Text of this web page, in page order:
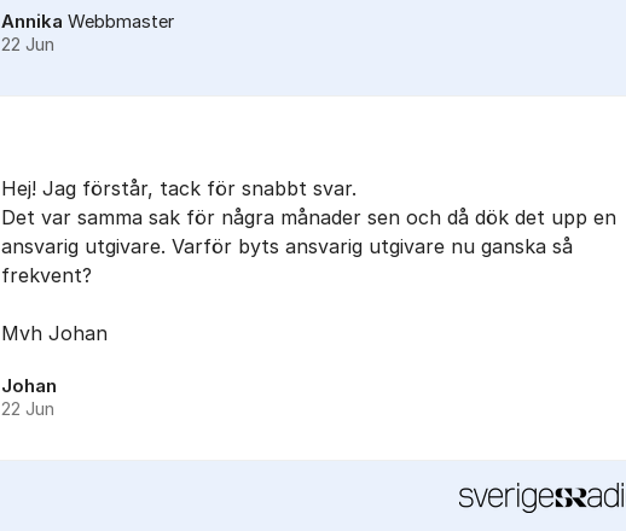
Annika Webbmaster
22 Jun
Hej! Jag förstår, tack för snabbt svar.
Det var samma sak för några månader sen och då dök det upp en
ansvarig utgivare. Varför byts ansvarig utgivare nu ganska så
frekvent?
Mvh Johan
Johan
22 Jun